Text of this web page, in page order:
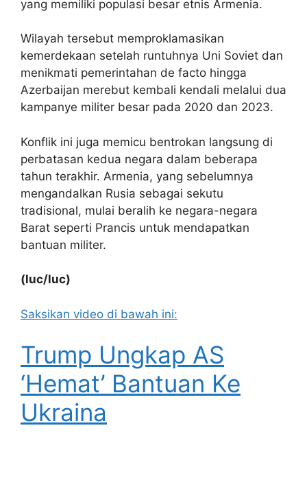
yang memiliki populasi besar etnis Armenia.
Wilayah tersebut memproklamasikan
kemerdekaan setelah runtuhnya Uni Soviet dan
menikmati pemerintahan de facto hingga
Azerbaijan merebut kembali kendali melalui dua
kampanye militer besar pada 2020 dan 2023.
Konflik ini juga memicu bentrokan langsung di
perbatasan kedua negara dalam beberapa
tahun terakhir. Armenia, yang sebelumnya
mengandalkan Rusia sebagai sekutu
tradisional, mulai beralih ke negara-negara
Barat seperti Prancis untuk mendapatkan
bantuan militer.
(luc/luc)
Saksikan video di bawah ini:
Trump Ungkap AS
‘Hemat’ Bantuan Ke
Ukraina